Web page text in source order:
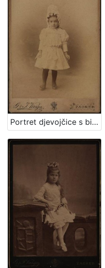
Portret djevojčice s bijelom kapom / G. & I.Varga